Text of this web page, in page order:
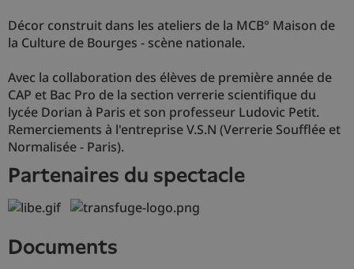
Décor construit dans les ateliers de la MCB° Maison de
la Culture de Bourges - scène nationale.
Avec la collaboration des élèves de première année de
CAP et Bac Pro de la section verrerie scientifique du
lycée Dorian à Paris et son professeur Ludovic Petit.
Remerciements à l'entreprise V.S.N (Verrerie Soufflée et
Normalisée - Paris).
partenaires du spectacle
documents